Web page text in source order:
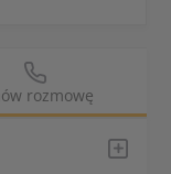
rozmowę